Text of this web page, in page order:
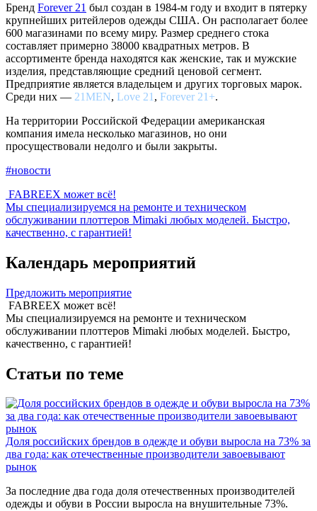
Бренд Forever 21 был создан в 1984-м году и входит в пятерку
крупнейших ритейлеров одежды США. Он располагает более
600 магазинами по всему миру. Размер среднего стока
составляет примерно 38000 квадратных метров. В
ассортименте бренда находятся как женские, так и мужские
изделия, представляющие средний ценовой сегмент.
Предприятие является владельцем и других торговых марок.
Среди них — 21MEN, Love 21 , Forever 21+.
На территории Российской Федерации американская
компания имела несколько магазинов, но они
просуществовали недолго и были закрыты.
#новости
FABREEX может всё!
Мы специализируемся на ремонте и техническом
обслуживании плоттеров Mimaki любых моделей. Быстро,
качественно, с гарантией!
Календарь мероприятий
Предложить мероприятие
FABREEX может всё!
Мы специализируемся на ремонте и техническом
обслуживании плоттеров Mimaki любых моделей. Быстро,
качественно, с гарантией!
Статьи по теме
Доля российских брендов в одежде и обуви выросла на 73% за
два года: как отечественные производители завоевывают
рынок
За последние два года доля отечественных производителей
одежды и обуви в России выросла на внушительные 73%.